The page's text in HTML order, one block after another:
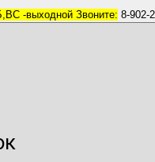
-выходной Звоните: 8-902-